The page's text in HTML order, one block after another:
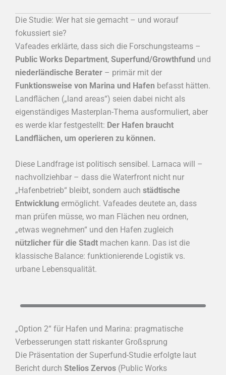
Die Studie: Wer hat sie gemacht – und worauf
fokussiert sie?
Vafeades erklärte, dass sich die Forschungsteams –
Public Works Department, Superfund/Growthfund und
niederländische Berater – primär mit der
Funktionsweise von Marina und Hafen befasst hätten.
Landflächen („land areas“) seien dabei nicht als
eigenständiges Masterplan-Thema ausformuliert, aber
es werde klar festgestellt: Der Hafen braucht
Landflächen, um operieren zu können.
Diese Landfrage ist politisch sensibel. Larnaca will –
nachvollziehbar – dass die Waterfront nicht nur
„Hafenbetrieb“ bleibt, sondern auch städtische
Entwicklung ermöglicht. Vafeades deutete an, dass
man prüfen müsse, wo man Flächen neu ordnen,
„etwas wegnehmen“ und den Hafen zugleich
nützlicher für die Stadt machen kann. Das ist die
klassische Balance: funktionierende Logistik vs.
urbane Lebensqualität.
„Option 2“ für Hafen und Marina: pragmatische
Verbesserungen statt riskanter Großsprung
Die Präsentation der Superfund-Studie erfolgte laut
Bericht durch Stelios Zervos (Public Works